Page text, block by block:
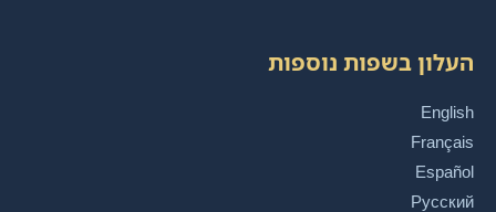
העלון בשפות נוספות
English
Français
Español
Русский